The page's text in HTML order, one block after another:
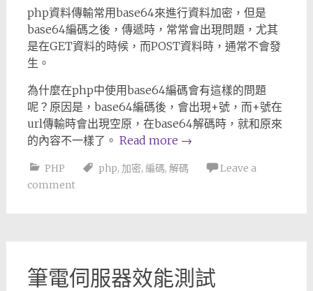
php資料傳輸常用base64來進行資料加密，但是
base64編碼之後，傳遞時，常常會出現問題，尤其
是在GET資料的時候，而POST資料時，通常不會發
生。
為什麼在php中使用base64編碼會有這樣的問題
呢？原因是，base64編碼後，會出現+號，而+號在
url傳輸時會出現空原，在base64解碼時，就和原來
的內容不一樣了。 Read more →
PHP php, 加密, 編碼, 解碼
Leave a
comment
筆電伺服器效能測試